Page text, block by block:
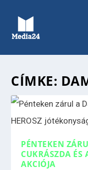
CÍMKE:
PÉNTEKEN
CUKRÁSZDA ÉS
AKCIÓJA